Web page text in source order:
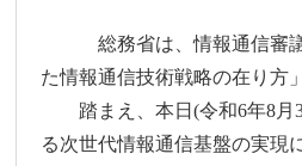
総務省は、情報通信審議
た情報通信技術戦略の在り方
踏まえ、本日(令和6年8月
る次世代情報通信基盤の実現